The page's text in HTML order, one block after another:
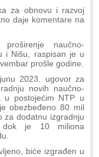
za obnovu i razvoj
daje komentare na
naučno-
i Nišu, raspisan je u
prošle godine.
2023. ugovor za
novih naučno-
u postojećim NTP u
obezbeđeno 80 mil
za dodatnu izgradnju
dok je 10 miliona
biće izgrađen u